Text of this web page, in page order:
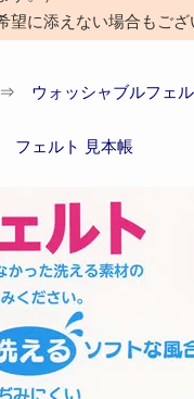
に添えない場合もござ
⇒ ウォッシャブルフェ
フェルト 見本帳